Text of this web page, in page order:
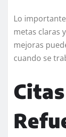
Lo
metas claras
mejoras
cuando se